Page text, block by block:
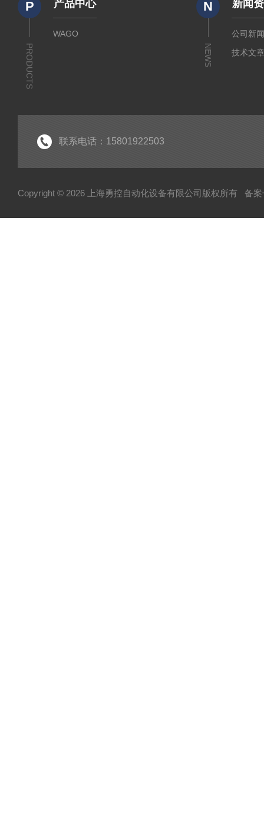
P
PRODUCTS
产品中心
WAGO
N
NEWS
新闻
公司新
技术文
联系电话：15801922503
Copyright © 2026 上海勇控自动化设备有限公司版权所有 备案